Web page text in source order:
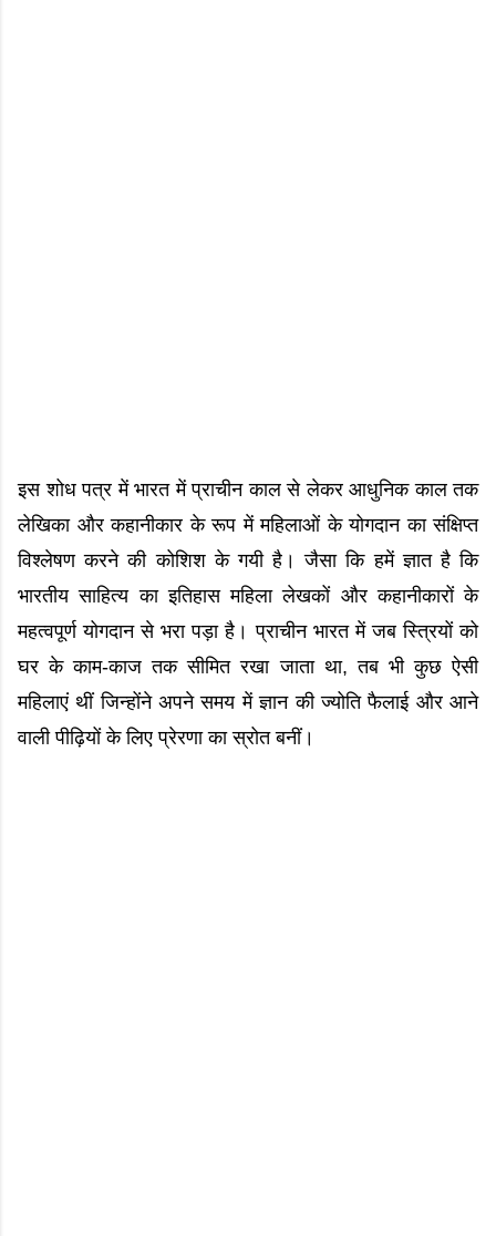
इस शोध पत्र में भारत में प्राचीन काल से लेकर आधुनिक काल तक
लेखिका और कहानीकार के रूप में महिलाओं के योगदान का संक्षिप्त
विश्लेषण करने की कोशिश के गयी है। जैसा कि हमें ज्ञात है कि
भारतीय साहित्य का इतिहास महिला लेखकों और कहानीकारों के
महत्वपूर्ण योगदान से भरा पड़ा है। प्राचीन भारत में जब स्त्रियों को
घर के काम-काज तक सीमित रखा जाता था, तब भी कुछ ऐसी
महिलाएं थीं जिन्होंने अपने समय में ज्ञान की ज्योति फैलाई और आने
वाली पीढ़ियों के लिए प्रेरणा का स्रोत बनीं।